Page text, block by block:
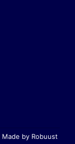
Made by Robuust